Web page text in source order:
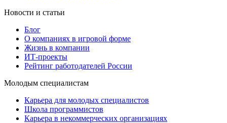
Новости и статьи
Блог
О компаниях в игровой форме
Жизнь в компании
ИТ-проекты
Рейтинг работодателей России
Молодым специалистам
Карьера для молодых специалистов
Школа программистов
Карьера в некоммерческих организациях